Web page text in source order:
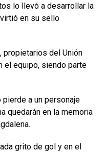
lo llevó a desarrollar la
en su sello
propietarios del Unión
el equipo, siendo parte
a un personaje
quedarán en la memoria
grito de gol y en el